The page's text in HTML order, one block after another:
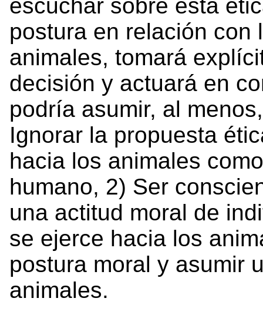
escuchar sobre esta
postura en relación con
animales, tomará
decisión y actuará en
podría asumir, al
Ignorar la propuesta
hacia los animales
humano, 2) Ser
una actitud moral de
se ejerce hacia los
postura moral y asumir
animales.